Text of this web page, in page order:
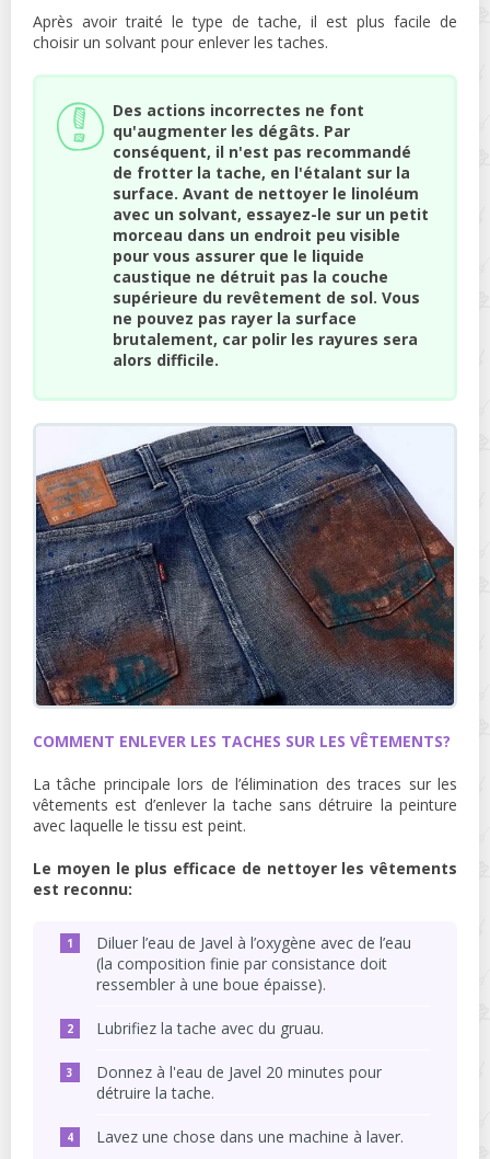
Après avoir traité le type de tache, il est plus facile de
choisir un solvant pour enlever les taches.
Des actions incorrectes ne font
qu'augmenter les dégâts. Par
conséquent, il n'est pas recommandé
de frotter la tache, en l'étalant sur la
surface. Avant de nettoyer le linoléum
avec un solvant, essayez-le sur un petit
morceau dans un endroit peu visible
pour vous assurer que le liquide
caustique ne détruit pas la couche
supérieure du revêtement de sol. Vous
ne pouvez pas rayer la surface
brutalement, car polir les rayures sera
alors difficile.
COMMENT ENLEVER LES TACHES SUR LES VÊTEMENTS?
La tâche principale lors de l’élimination des traces sur les
vêtements est d’enlever la tache sans détruire la peinture
avec laquelle le tissu est peint.
Le moyen le plus efficace de nettoyer les vêtements
est reconnu:
Diluer l’eau de Javel à l’oxygène avec de l’eau
(la composition finie par consistance doit
ressembler à une boue épaisse).
Lubrifiez la tache avec du gruau.
Donnez à l'eau de Javel 20 minutes pour
détruire la tache.
Lavez une chose dans une machine à laver.